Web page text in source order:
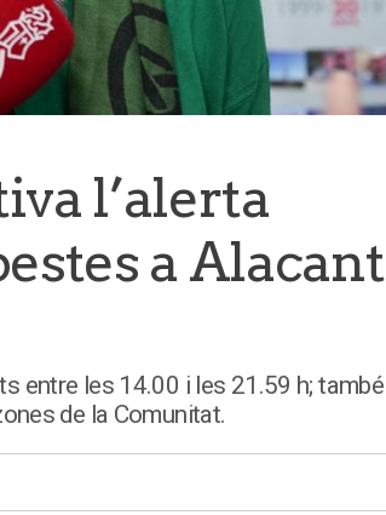
l’alerta
a Alacant
entre les 14.00 i les 21.59 h; també
de la Comunitat.